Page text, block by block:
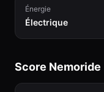
Énergie
Électrique
Score Nemoride